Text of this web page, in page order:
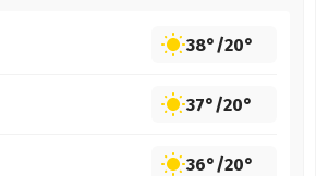
38°/20°
37°/20°
36°/20°